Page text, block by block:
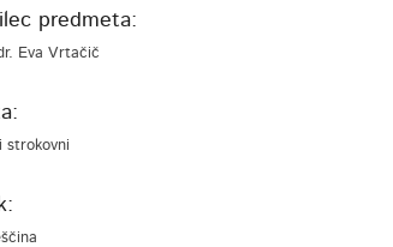
predmeta:
Eva Vrtačič
strokovni